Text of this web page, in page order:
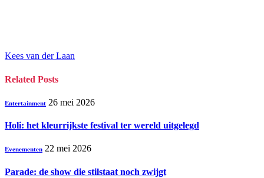
Kees van der Laan
Related Posts
Entertainment 26 mei 2026
Holi: het kleurrijkste festival ter wereld uitgelegd
Evenementen 22 mei 2026
Parade: de show die stilstaat noch zwijgt